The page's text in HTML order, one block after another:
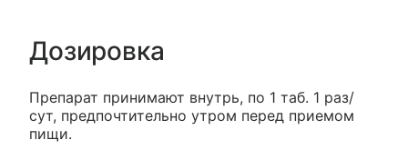
Дозировка
Препарат принимают внутрь, по 1 таб. 1 раз/
сут, предпочтительно утром перед приемом
пищи.